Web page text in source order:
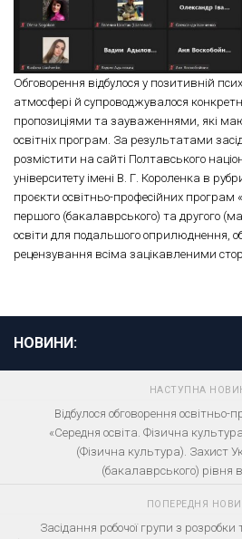
Обговорення відбулося у позитивній
атмосфері й супроводжувалося
пропозиціями та зауваженнями, які
освітніх програм. За результатами
розмістити на сайті Полтавського
університету імені В. Г. Короленка в
проєкти освітньо-професійних програм
першого (бакалаврського) та другого
освіти для подальшого оприлюднення,
рецензування всіма зацікавленими
НОВИНИ:
НАСТУПНА
Відбулося обговорення освітньо-
«Середня освіта. Фізична
(Фізична культура). Захист
(бакалаврського) рівня
ПОПЕРЕДНЯ
Засідання робочої групи з розробки